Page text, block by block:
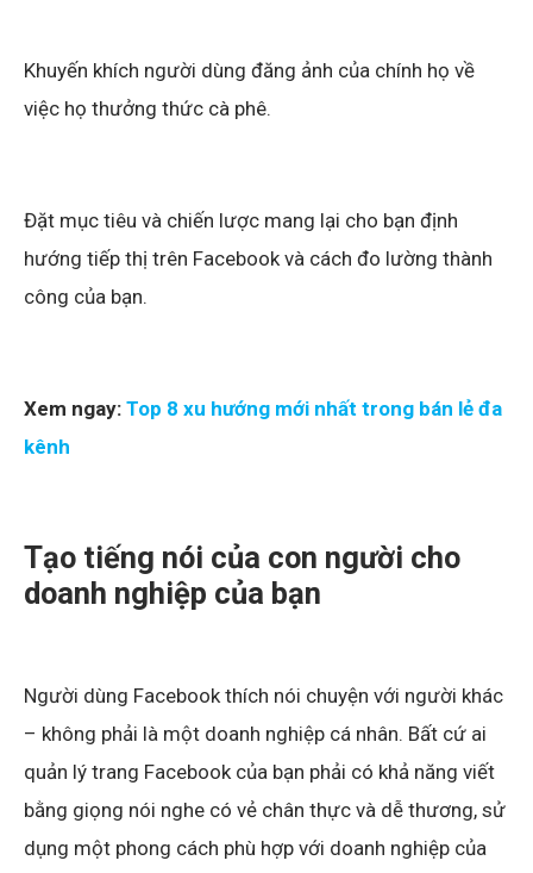
Khuyến khích người dùng đăng ảnh của chính họ về
việc họ thưởng thức cà phê.
Đặt mục tiêu và chiến lược mang lại cho bạn định
hướng tiếp thị trên Facebook và cách đo lường thành
công của bạn.
Xem ngay: Top 8 xu hướng mới nhất trong bán lẻ đa
kênh
Tạo tiếng nói của con người cho
doanh nghiệp của bạn
Người dùng Facebook thích nói chuyện với người khác
– không phải là một doanh nghiệp cá nhân. Bất cứ ai
quản lý trang Facebook của bạn phải có khả năng viết
bằng giọng nói nghe có vẻ chân thực và dễ thương, sử
dụng một phong cách phù hợp với doanh nghiệp của